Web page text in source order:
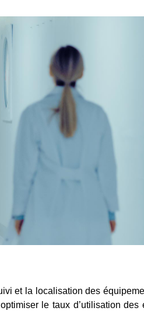
et la localisation des
le taux d’utilisation des